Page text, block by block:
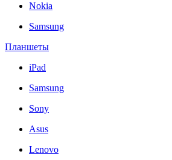
Nokia
Samsung
Планшеты
iPad
Samsung
Sony
Asus
Lenovo